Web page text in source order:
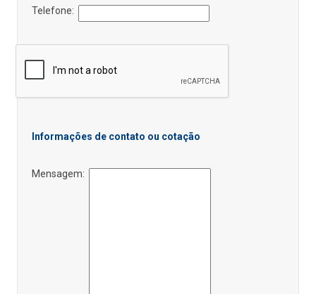
Telefone:
Informações de contato ou cotação
Mensagem: